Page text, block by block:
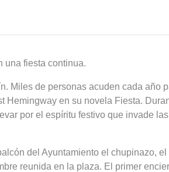
una fiesta continua.
Miles de personas acuden cada año
Hemingway en su novela Fiesta.
por el espíritu festivo que invade
del Ayuntamiento el chupinazo, el
reunida en la plaza. El primer